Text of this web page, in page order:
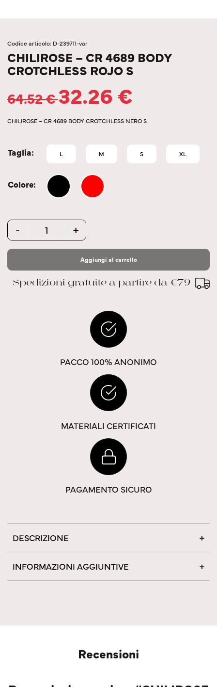
Codice articolo: D-239711-var
CHILIROSE – CR 4689 BODY
CROTCHLESS ROJO S
64.52€32.26€
CHILIROSE – CR 4689 BODY CROTCHLESS NERO S
Taglia L M S XL
Colore
Quantity
- +
Aggiungi al carrello
Spedizioni gratuite a partire da €79
PACCO 100% ANONIMO
MATERIALI CERTIFICATI
PAGAMENTO SICURO
DESCRIZIONE
INFORMAZIONI AGGIUNTIVE
Recensioni